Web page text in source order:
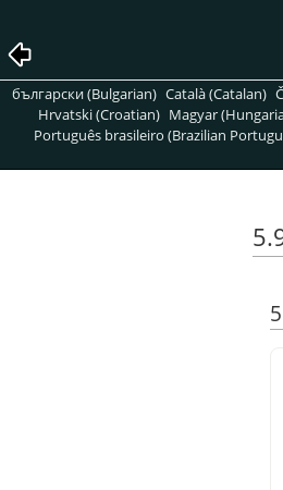
български (Bulgarian) Català (Catalan)
Hrvatski (Croatian) Magyar
Português brasileiro (Brazilian